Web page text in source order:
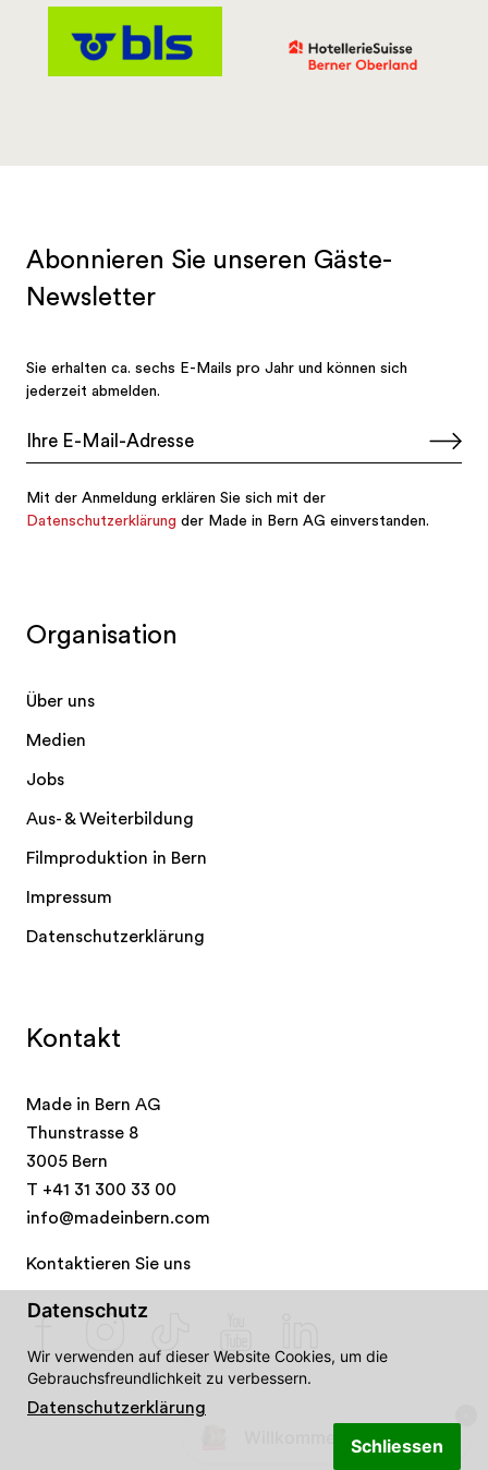
Kontakt
Made in Bern AG
Thunstrasse 8
3005 Bern
T +41 31 300 33 00
info@madeinbern.com
Kontaktieren Sie uns
Organisation
Über uns
Medien
Jobs
Aus- & Weiterbildung
Filmproduktion in Bern
Impressum
Datenschutzerklärung
Datenschutz
Wir verwenden auf dieser Website Cookies, um die
Gebrauchsfreundlichkeit zu verbessern.
Datenschutzerklärung
Schliessen
Willkommen in Bern! 👋🐻